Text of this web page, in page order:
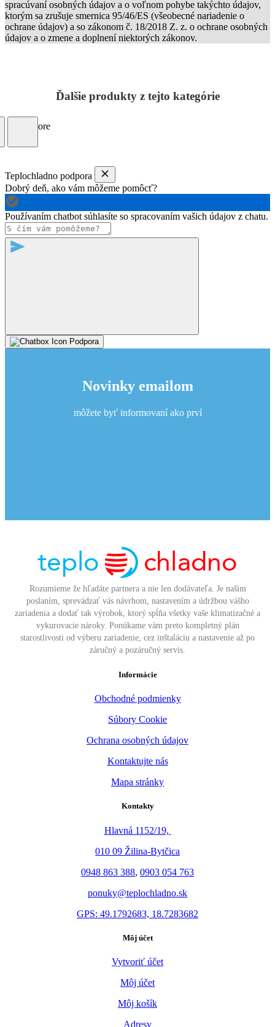
spracúvaní osobných údajov a o voľnom pohybe takýchto údajov,
ktorým sa zrušuje smernica 95/46/ES (všeobecné nariadenie o
ochrane údajov) a so zákonom č. 18/2018 Z. z. o ochrane osobných
údajov a o zmene a doplnení niektorých zákonov.
Ďalšie produkty z tejto kategórie
Load more
Teplochladno podpora
Dobrý deň, ako vám môžeme pomôcť?
Používaním chatbot súhlasíte so spracovaním vašich údajov z chatu.
Podpora
Novinky emailom
môžete byť informovaní ako prví
Rozumieme že hľadáte partnera a nie len dodávateľa. Je našim
poslaním, sprevádzať vás návrhom, nastavením a údržbou vášho
zariadenia a dodať tak výrobok, ktorý spĺňa všetky vaše klimatizačné a
vykurovacie nároky. Ponúkame vám preto kompletný plán
starostlivosti od výberu zariadenie, cez inštaláciu a nastavenie až po
záručný a pozáručný servis.
Informácie
Obchodné podmienky
Súbory Cookie
Ochrana osobných údajov
Kontaktujte nás
Mapa stránky
Kontakty
Hlavná 1152/19,
010 09 Žilina-Bytčica
0948 863 388, 0903 054 763
ponuky@teplochladno.sk
GPS: 49.1792683, 18.7283682
Môj účet
Vytvoriť účet
Môj účet
Môj košík
Adresy